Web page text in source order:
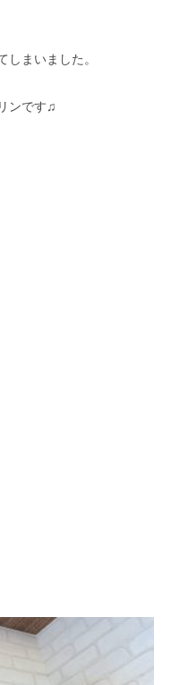
しまいました。
ンです♫